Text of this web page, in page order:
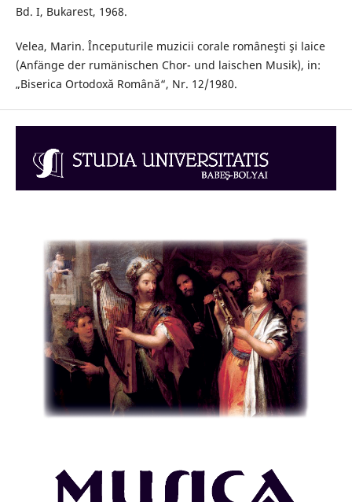
Bd. I, Bukarest, 1968.
Velea, Marin. Începuturile muzicii corale româneşti şi laice
(Anfänge der rumänischen Chor- und laischen Musik), in:
„Biserica Ortodoxă Română“, Nr. 12/1980.